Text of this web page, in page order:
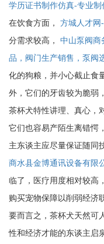
学历证书制作仿真-专业
在饮食方面， 方城人才网
分需求较高， 中山泵阀商
品，阀门生产销售，泵阀
化的狗粮，并小心截止食
外，它们的牙齿较为脆弱
茶杯犬特性讲理、真心，
它们也容易产陌生离错愕
主东谈主应尽量保证随同
商水县金博通讯设备有限
临了，医疗用度相对较高
购买宠物保障以削弱经济
要而言之，茶杯犬天然可
性和经济才能的东谈主启